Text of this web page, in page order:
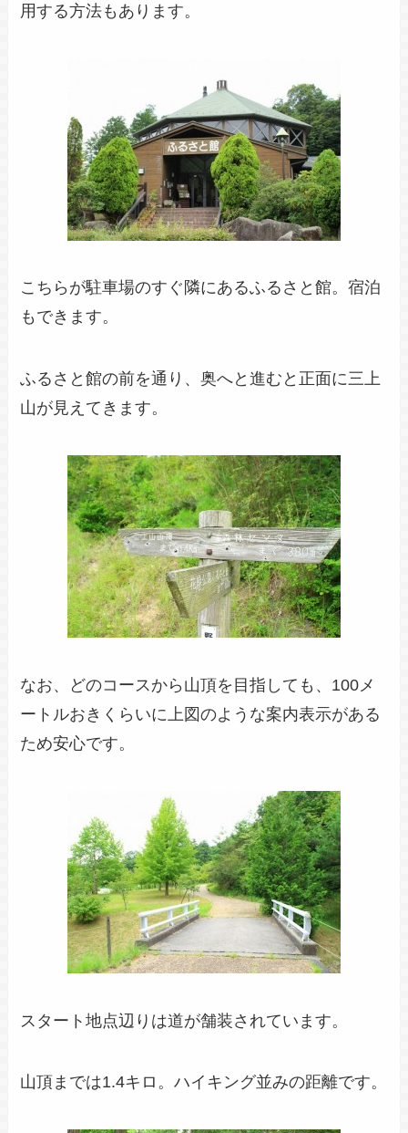
用する方法もあります。
こちらが駐車場のすぐ隣にあるふるさと館。宿泊
もできます。
ふるさと館の前を通り、奥へと進むと正面に三上
山が見えてきます。
なお、どのコースから山頂を目指しても、100メ
ートルおきくらいに上図のような案内表示がある
ため安心です。
スタート地点辺りは道が舗装されています。
山頂までは1.4キロ。ハイキング並みの距離です。